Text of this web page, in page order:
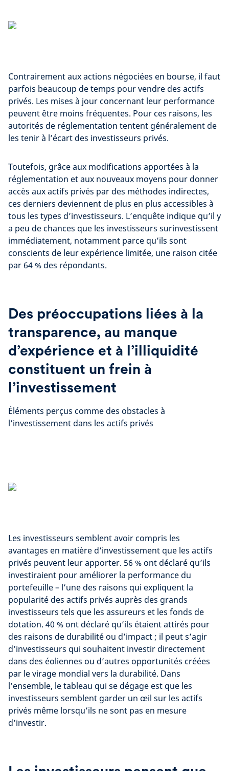
Contrairement aux actions négociées en bourse, il faut
parfois beaucoup de temps pour vendre des actifs
privés. Les mises à jour concernant leur performance
peuvent être moins fréquentes. Pour ces raisons, les
autorités de réglementation tentent généralement de
les tenir à l’écart des investisseurs privés.
Toutefois, grâce aux modifications apportées à la
réglementation et aux nouveaux moyens pour donner
accès aux actifs privés par des méthodes indirectes,
ces derniers deviennent de plus en plus accessibles à
tous les types d’investisseurs. L’enquête indique qu’il y
a peu de chances que les investisseurs surinvestissent
immédiatement, notamment parce qu’ils sont
conscients de leur expérience limitée, une raison citée
par 64 % des répondants.
Des préoccupations liées à la
transparence, au manque
d’expérience et à l’illiquidité
constituent un frein à
l’investissement
Éléments perçus comme des obstacles à
l’investissement dans les actifs privés
Les investisseurs semblent avoir compris les
avantages en matière d’investissement que les actifs
privés peuvent leur apporter. 56 % ont déclaré qu’ils
investiraient pour améliorer la performance du
portefeuille – l’une des raisons qui expliquent la
popularité des actifs privés auprès des grands
investisseurs tels que les assureurs et les fonds de
dotation. 40 % ont déclaré qu’ils étaient attirés pour
des raisons de durabilité ou d’impact ; il peut s’agir
d’investisseurs qui souhaitent investir directement
dans des éoliennes ou d’autres opportunités créées
par le virage mondial vers la durabilité. Dans
l’ensemble, le tableau qui se dégage est que les
investisseurs semblent garder un œil sur les actifs
privés même lorsqu’ils ne sont pas en mesure
d’investir.